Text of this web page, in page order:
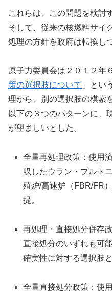
これらは、この問題を検討
そして、従来の核燃料サイ
処理の方針を政府は転換し
原子力委員会は２０１２年
策の選択肢について 」とい
理から、別の選択肢の模索
以下の３つのパターンに、
が望ましいとした。
全量再処理政策：使用
収したウラン・プルト
殖炉/高速炉（FBR/FR
提。
再処理・直接処分併存
直接処分のいずれも可
確実性に対する選択肢
全量直接処分政策：使